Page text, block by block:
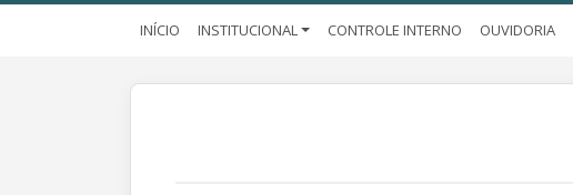
INÍCIO INSTITUCIONAL CONTROLE INTERNO OUVIDORIA